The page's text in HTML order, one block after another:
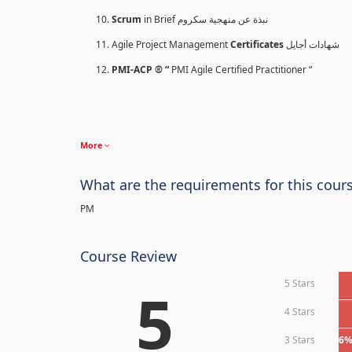
Scrum
in Brief نبذة عن منهجية سكروم
Agile Project ManagementCertificatesشهادات أجايل
PMI-ACP ® “ PMI Agile Certified Practitioner “
More
What are the requirements for this
PM
Course Review
5 5 Stars
4 Stars
3 Stars 6%